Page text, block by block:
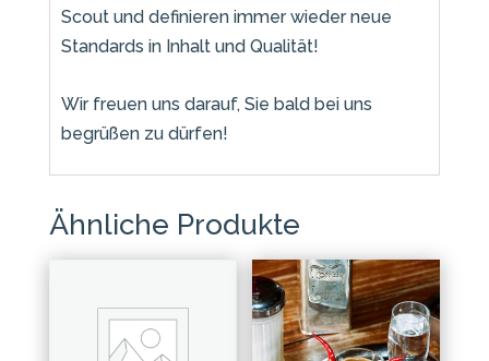
Scout und definieren immer wieder neue
Standards in Inhalt und Qualität!
Wir freuen uns darauf, Sie bald bei uns
begrüßen zu dürfen!
Ähnliche Produkte